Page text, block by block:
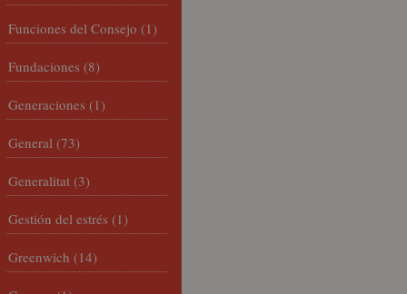
Funciones del Consejo (1)
Fundaciones (8)
Generaciones (1)
General (73)
Generalitat (3)
Gestión del estrés (1)
Greenwich (14)